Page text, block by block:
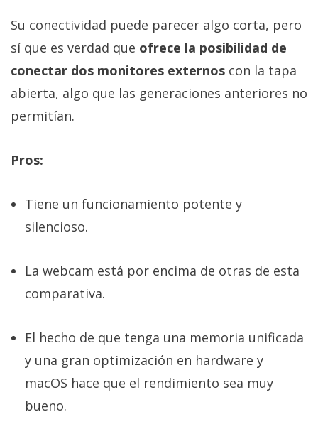
Su conectividad puede parecer algo corta, pero
sí que es verdad que ofrece la posibilidad de
conectar dos monitores externos con la tapa
abierta, algo que las generaciones anteriores no
permitían.
Pros:
Tiene un funcionamiento potente y
silencioso.
La webcam está por encima de otras de esta
comparativa.
El hecho de que tenga una memoria unificada
y una gran optimización en hardware y
macOS hace que el rendimiento sea muy
bueno.